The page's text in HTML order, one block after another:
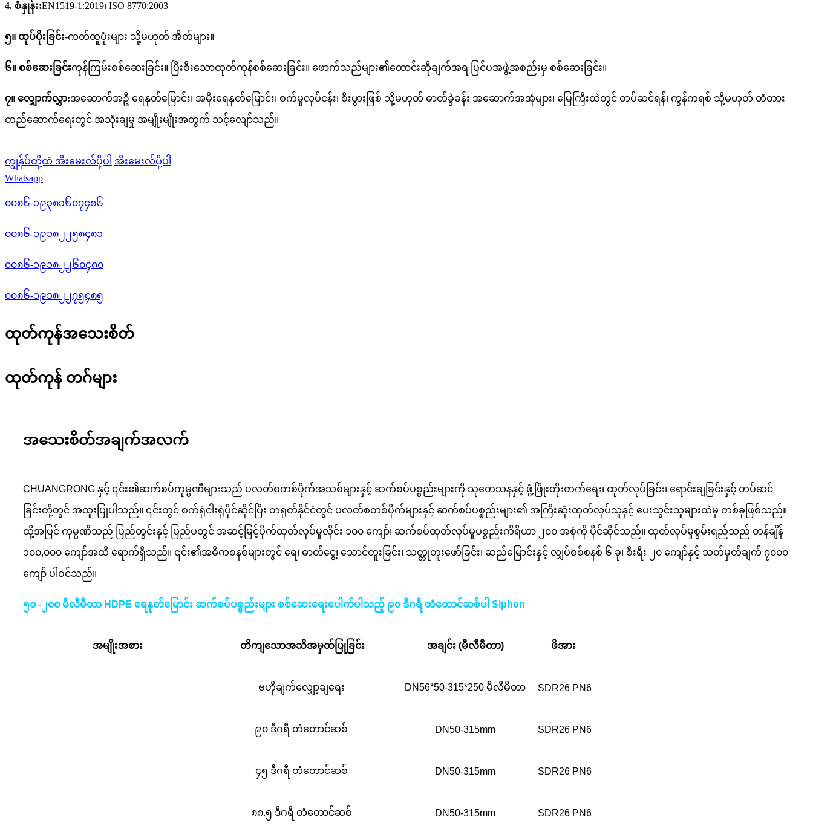
4. စံနှုန်း:EN1519-1:2019၊ ISO 8770:2003
၅။ ထုပ်ပိုးခြင်း-ကတ်ထူပုံးများ သို့မဟုတ် အိတ်များ။
၆။ စစ်ဆေးခြင်းကုန်ကြမ်းစစ်ဆေးခြင်း။ ပြီးစီးသောထုတ်ကုန်စစ်ဆေးခြင်း။ ဖောက်သည်များ၏တောင်းဆိုချက်အရ ပြင်ပအဖွဲ့အစည်းမှ စစ်ဆေးခြင်း။
၇။ လျှောက်လွှာ:အဆောက်အဦ ရေနုတ်မြောင်း၊ အမိုးရေနုတ်မြောင်း၊ စက်မှုလုပ်ငန်း၊ စီးပွားဖြစ် သို့မဟုတ် ဓာတ်ခွဲခန်း အဆောက်အအုံများ၊ မြေကြီးထဲတွင် တပ်ဆင်ရန်၊ ကွန်ကရစ် သို့မဟုတ် တံတား
တည်ဆောက်ရေးတွင် အသုံးချမှု အမျိုးမျိုးအတွက် သင့်လျော်သည်။
ကျွန်ုပ်တို့ထံ အီးမေးလ်ပို့ပါ အီးမေးလ်ပို့ပါ
Whatsapp
၀၀၈၆-၁၉၃၈၁၆၀၇၄၈၆
၀၀၈၆-၁၉၁၈၂၂၅၈၄၈၁
၀၀၈၆-၁၉၁၈၂၂၆၀၄၈၀
၀၀၈၆-၁၉၁၈၂၂၇၅၄၈၅
ထုတ်ကုန်အသေးစိတ်
ထုတ်ကုန် တဂ်များ
အသေးစိတ်အချက်အလက်
CHUANGRONG နှင့် ၎င်း၏ဆက်စပ်ကုမ္ပဏီများသည် ပလတ်စတစ်ပိုက်အသစ်များနှင့် ဆက်စပ်ပစ္စည်းများကို သုတေသနနှင့် ဖွံ့ဖြိုးတိုးတက်ရေး၊ ထုတ်လုပ်ခြင်း၊ ရောင်းချခြင်းနှင့် တပ်ဆင်
ခြင်းတို့တွင် အထူးပြုပါသည်။ ၎င်းတွင် စက်ရုံငါးရုံပိုင်ဆိုင်ပြီး တရုတ်နိုင်ငံတွင် ပလတ်စတစ်ပိုက်များနှင့် ဆက်စပ်ပစ္စည်းများ၏ အကြီးဆုံးထုတ်လုပ်သူနှင့် ပေးသွင်းသူများထဲမှ တစ်ခုဖြစ်သည်။
ထို့အပြင် ကုမ္ပဏီသည် ပြည်တွင်းနှင့် ပြည်ပတွင် အဆင့်မြင့်ပိုက်ထုတ်လုပ်မှုလိုင်း ၁၀၀ ကျော်၊ ဆက်စပ်ထုတ်လုပ်မှုပစ္စည်းကိရိယာ ၂၀၀ အစုံကို ပိုင်ဆိုင်သည်။ ထုတ်လုပ်မှုစွမ်းရည်သည် တန်ချိန်
၁၀၀,၀၀၀ ကျော်အထိ ရောက်ရှိသည်။ ၎င်း၏အဓိကစနစ်များတွင် ရေ၊ ဓာတ်ငွေ့၊ သောင်တူးခြင်း၊ သတ္တုတူးဖော်ခြင်း၊ ဆည်မြောင်းနှင့် လျှပ်စစ်စနစ် ၆ ခု၊ စီးရီး ၂၀ ကျော်နှင့် သတ်မှတ်ချက် ၇၀၀၀
ကျော် ပါဝင်သည်။
၅၀ -၂၀၀ မီလီမီတာ HDPE ရေနုတ်မြောင်း ဆက်စပ်ပစ္စည်းများ စစ်ဆေးရေးပေါက်ပါသည့် ၉၀ ဒီဂရီ တံတောင်ဆစ်ပါ Siphon
အမျိုးအစား တိကျသောအသိအမှတ်ပြုခြင်း အချင်း (မီလီမီတာ) ဖိအား
ဗဟိုချက်လျှော့ချရေး DN56*50-315*250 မီလီမီတာ SDR26 PN6
၉၀ ဒီဂရီ တံတောင်ဆစ် DN50-315mm SDR26 PN6
၄၅ ဒီဂရီ တံတောင်ဆစ် DN50-315mm SDR26 PN6
၈၈.၅ ဒီဂရီ တံတောင်ဆစ် DN50-315mm SDR26 PN6